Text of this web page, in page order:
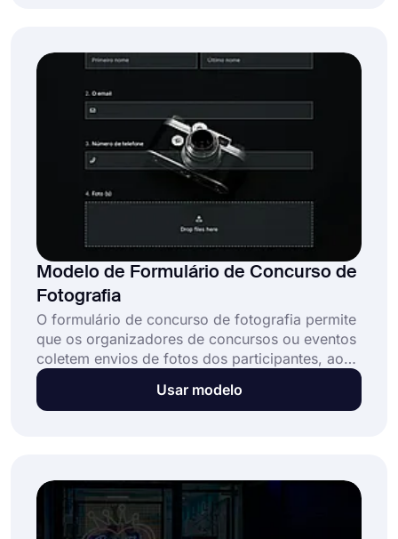
empresa. Facilite o processo de contratação
usando o modelo de formulário de inscrição de
recrutamento do forms.app!
Modelo de Formulário de Concurso de
Fotografia
O formulário de concurso de fotografia permite
que os organizadores de concursos ou eventos
coletem envios de fotos dos participantes, ao
mesmo tempo em que reúnem os detalhes
pessoais necessários, confirmações legais e
Usar modelo